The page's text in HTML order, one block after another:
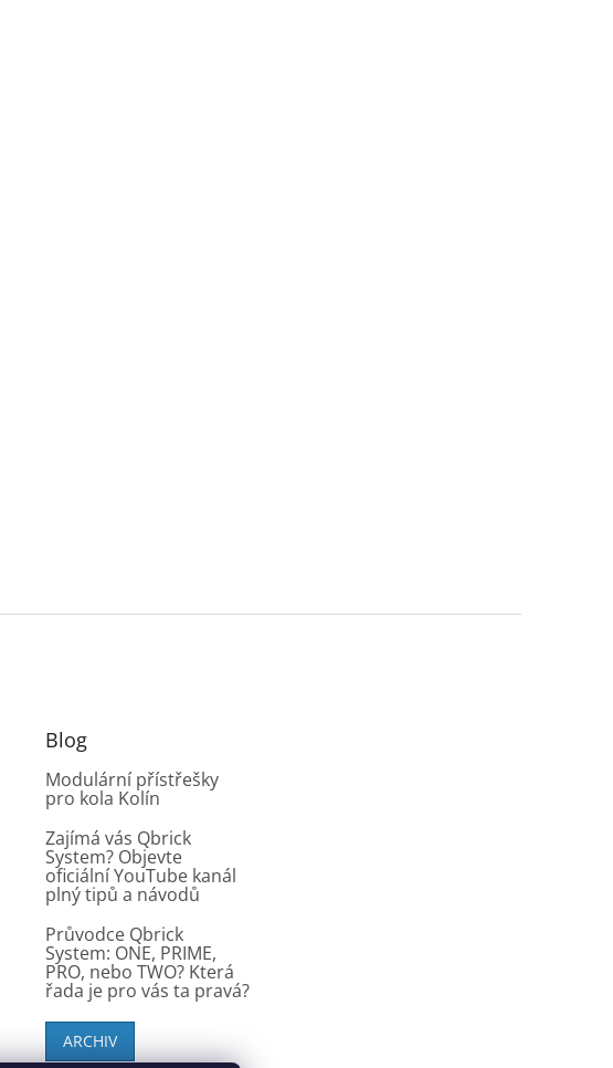
Blog
Modulární přístřešky
pro kola Kolín
Zajímá vás Qbrick
System? Objevte
oficiální YouTube kanál
plný tipů a návodů
Průvodce Qbrick
System: ONE, PRIME,
PRO, nebo TWO? Která
řada je pro vás ta pravá?
ARCHIV